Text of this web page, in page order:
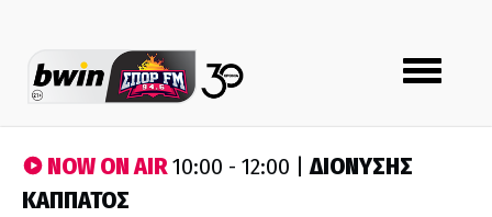
Toggle
navigation
NOW ON AIR10:00 - 12:00 |ΔΙΟΝΥΣΗΣ
ΚΑΠΠΑΤΟΣ